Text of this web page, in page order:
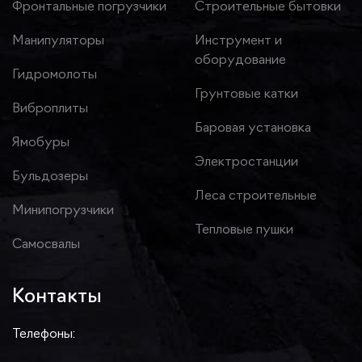
Фронтальные погрузчики
Манипуляторы
Гидромолоты
Виброплиты
Ямобуры
Бульдозеры
Минипогрузчики
Самосвалы
Строительные бытовки
Инструмент и
оборудование
Грунтовые катки
Баровая установка
Электростанции
Леса строительные
Тепловые пушки
Контакты
Телефоны: